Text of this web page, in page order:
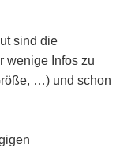
sind die
wenige Infos zu
…) und schon